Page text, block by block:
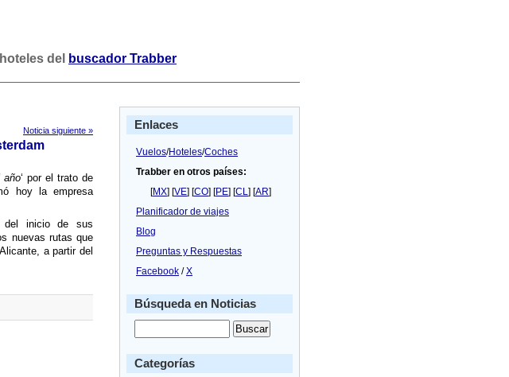
del buscador Trabber
Noticia siguiente »
año‘ por el trato de
hoy la empresa
del inicio de sus
nuevas rutas que
a partir del
Enlaces
Vuelos/Hoteles/Coches
Trabber en otros países:
[MX] [VE] [CO] [PE] [CL] [AR]
Planificador de viajes
Blog
Preguntas y Respuestas
Facebook /X
Búsqueda en Noticias
Categorías